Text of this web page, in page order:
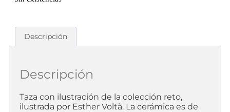
Descripción
Descripción
Taza con ilustración de la colección reto,
ilustrada por Esther Voltà. La cerámica es de